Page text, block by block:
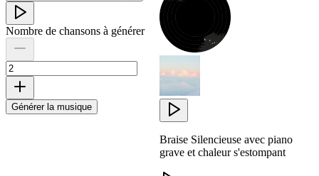
Nombre de chansons à générer
Générer la musique
Braise Silencieuse avec piano
grave et chaleur s'estompant